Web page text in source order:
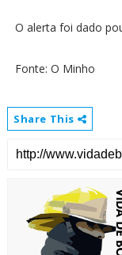
O alerta foi dado
Fonte: O Minho
Share This